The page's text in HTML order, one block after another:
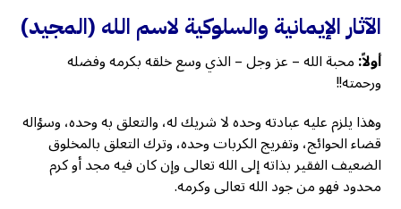
الآثار الإيمانية والسلوكية لاسم الله (المجيد)
أولاً:محبة الله – عز وجل – الذي وسع خلقه بكرمه وفضله
ورحمته!!
وهذا يلزم عليه عبادته وحده لا شريك له، والتعلق به وحده، وسؤاله
قضاء الحوائج، وتفريج الكربات وحده، وترك التعلق بالمخلوق
الضعيف الفقير بذاته إلى الله تعالى وإن كان فيه مجد أو كرم
محدود فهو من جود الله تعالى وكرمه.